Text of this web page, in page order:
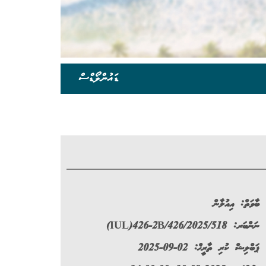
ޑައުންލޯޑްސް
ބާވަތް:އިއުލާން
ނަންބަރ:(IUL)426-2B/426/2025/518
ޕަބްލިޝް ކުރި ތާރީޚް: 02-09-2025